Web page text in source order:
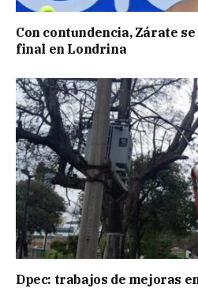
Con contundencia, Zárate
final en Londrina
Dpec: trabajos de mejoras